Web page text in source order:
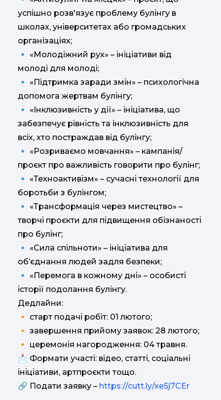
успішно розв'язує проблему булінгу в
школах, університетах або громадських
організаціях;
🔹 «Молодіжний рух» – ініціативи від
молоді для молоді;
🔹 «Підтримка заради змін» – психологічна
допомога жертвам булінгу;
🔹 «Інклюзивність у дії» – ініціатива, що
забезпечує рівність та інклюзивність для
всіх, хто постраждав від булінгу;
🔹 «Розриваємо мовчання» – кампанія/
проєкт про важливість говорити про булінг;
🔹 «Техноактивізм» – сучасні технології для
боротьби з булінгом;
🔹 «Трансформація через мистецтво» –
творчі проєкти для підвищення обізнаності
про булінг;
🔹 «Сила спільноти» – ініціатива для
об’єднання людей задля безпеки;
🔹 «Перемога в кожному дні» – особисті
історії подолання булінгу.
Дедлайни:
🔸 старт подачі робіт: 01 лютого;
🔸 завершення прийому заявок: 28 лютого;
🔸 церемонія нагородження: 04 травня.
📩 Формати участі: відео, статті, соціальні
ініціативи, артпроєкти тощо.
🔗 Подати заявку – https://cutt.ly/xe5j7CEr